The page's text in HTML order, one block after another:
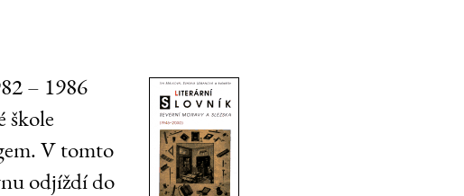
– 1986
škole
V tomto
odjíždí do